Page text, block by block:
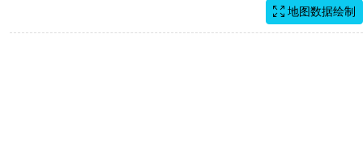
地图数据绘制